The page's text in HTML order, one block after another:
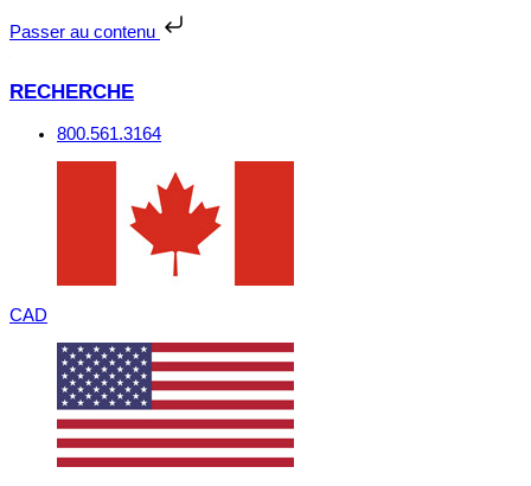
Passer au contenu
au
contenu
RECHERCHE
800.561.3164
CAD